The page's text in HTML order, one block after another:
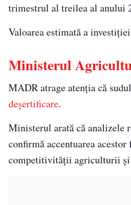
trimestrul al treilea al anului
Valoarea estimată a
Ministerul
MADR atrage atenția că
deșertificare.
Ministerul arată că analizele
confirmă accentuarea
competitivității agriculturii și